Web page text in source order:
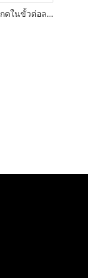
JST 4 TW กดในขั้วต่อลวดเทอร์มินัล 3 ตัวเชื่อมต่อลวดรวมเทอร์มินัลสปริงเทอร์มินัล